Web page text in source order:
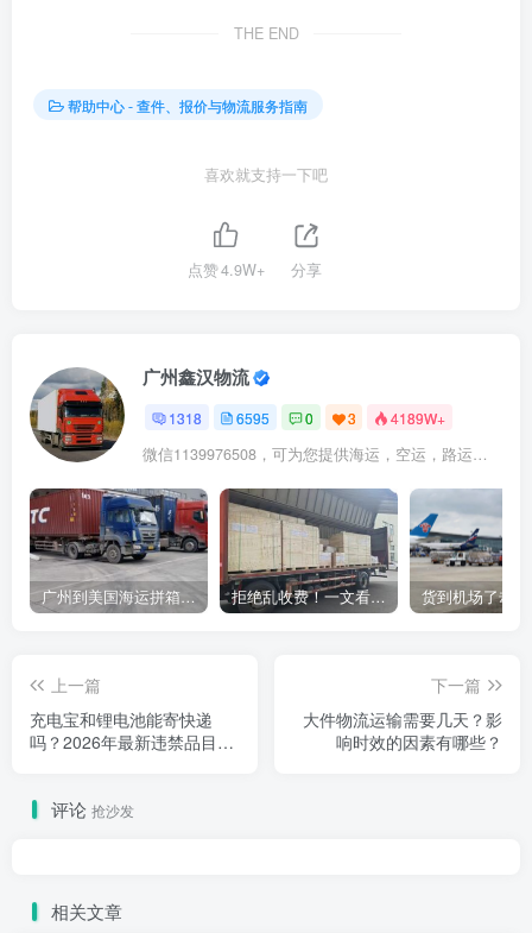
THE END
帮助中心 - 查件、报价与物流服务指南
喜欢就支持一下吧
点赞4.9W+ 分享
广州鑫汉物流
1318 6595 0 3 4189W+
微信1139976508，可为您提供海运，空运，路运，铁路运输
广州到美国海运拼箱多少钱？2024年最新运费构成+隐藏费用避坑指南 拒绝乱收费！一文看懂中国货代计费套路，教你避开所有隐形坑
上一篇
充电宝和锂电池能寄快递
吗？2026年最新违禁品目录
下一篇
大件物流运输需要几天？影
响时效的因素有哪些？
评论 抢沙发
相关文章